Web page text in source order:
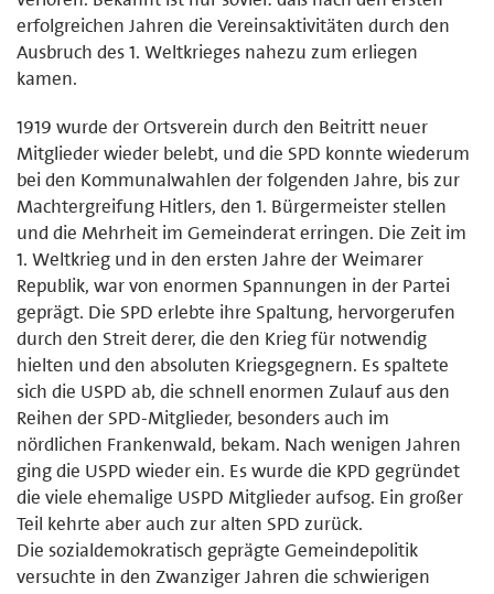
erfolgreichen Jahren die Ver­einsaktivitäten durch den
Ausbruch des 1. Weltkrieges nahezu zum erlie­gen
kamen.
1919 wurde der Ortsverein durch den Beitritt neuer
Mitglieder wieder be­lebt, und die SPD konnte wiederum
bei den Kommunalwahlen der folgen­den Jahre, bis zur
Machtergreifung Hitlers, den 1. Bürgermeister stellen
und die Mehrheit im Gemeinderat erringen. Die Zeit im
1. Weltkrieg und in den ersten Jahre der Weimarer
Republik, war von enormen Spannungen in der Partei
geprägt. Die SPD erlebte ihre Spaltung, hervorgerufen
durch den Streit derer, die den Krieg für notwen­dig
hielten und den absoluten Kriegsgegnern. Es spaltete
sich die USPD ab, die schnell enormen Zulauf aus den
Reihen der SPD-Mitglieder, beson­ders auch im
nördlichen Frankenwald, bekam. Nach wenigen Jahren
ging die USPD wieder ein. Es wurde die KPD gegründet
die viele ehemalige USPD Mitglieder aufsog. Ein großer
Teil kehrte aber auch zur alten SPD zurück.
Die sozialdemokratisch geprägte Gemeindepolitik
versuchte in den Zwan­ziger Jahren die schwierigen